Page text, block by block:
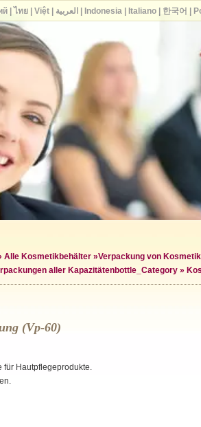
Alle Kosmetikbehälter »Verpackung von
aller Kapazitätenbottle_Category »
(vp-60)
für Hautpflegeprodukte.
| ไทย| Việt| العربية Indonesia| Italiano| 한국어